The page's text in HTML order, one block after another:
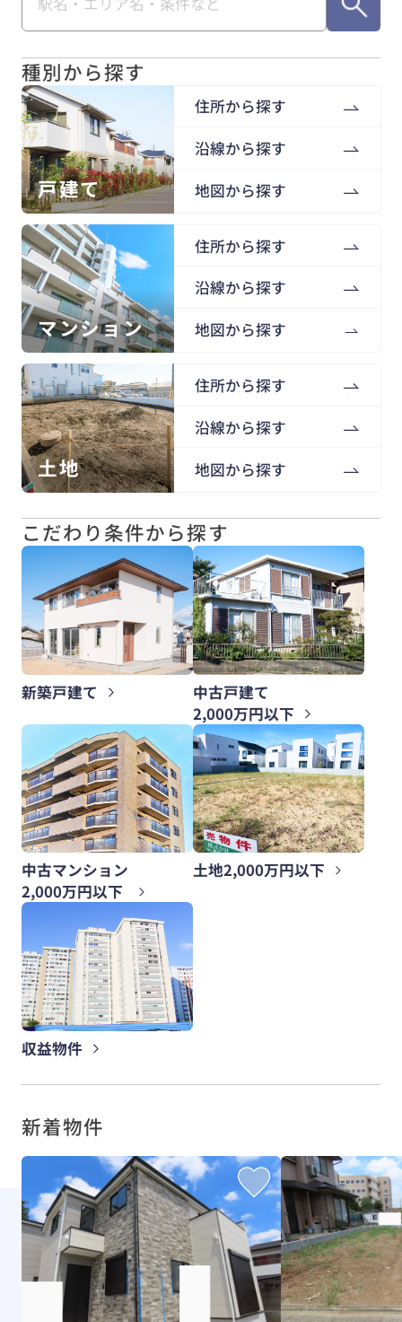
種別から探す
戸建て
住所から探す
沿線から探す
地図から探す
マンション
住所から探す
沿線から探す
地図から探す
土地
住所から探す
沿線から探す
地図から探す
こだわり条件から探す
新築戸建て
中古戸建て
2,000万円以下
中古マンション
2,000万円以下
土地2,000万円以下
収益物件
新着物件